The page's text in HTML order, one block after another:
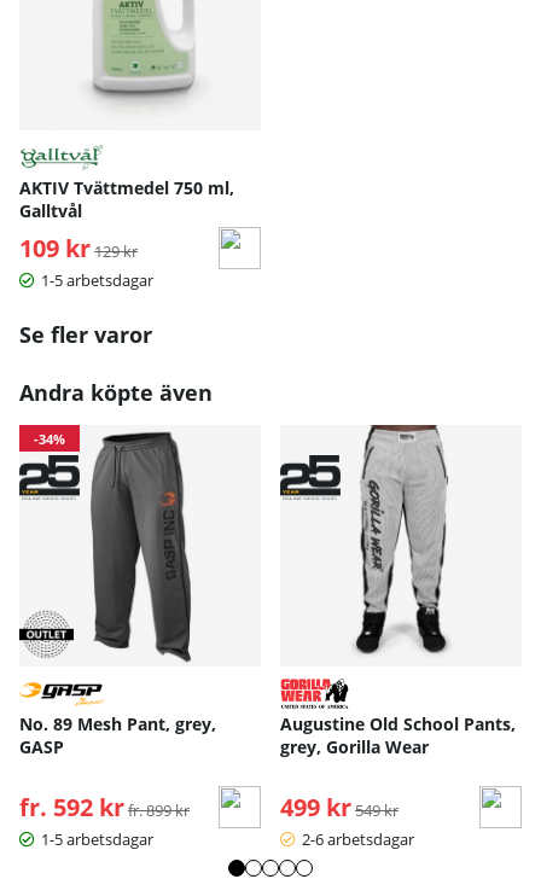
AKTIV Tvättmedel 750 ml,
Galltvål
109 kr Ordinarie pris:
129 kr
1-5 arbetsdagar
Se fler varor
Andra köpte även
-34%
No. 89 Mesh Pant, grey,
GASP
fr. 592 kr Ordinarie pris:
fr. 899 kr
1-5 arbetsdagar
Augustine Old School Pants,
grey, Gorilla Wear
499 kr Ordinarie pris:
549 kr
2-6 arbetsdagar